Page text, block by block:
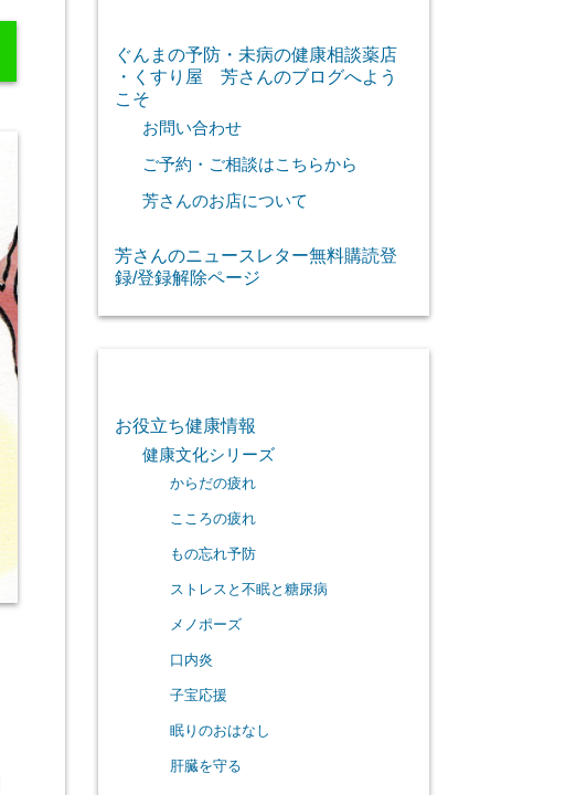
ぐんまの予防・未病の健康相談薬店
・くすり屋 芳さんのブログへよう
こそ
お問い合わせ
ご予約・ご相談はこちらから
芳さんのお店について
芳さんのニュースレター無料購読登
録/登録解除ページ
お役立ち健康情報
健康文化シリーズ
からだの疲れ
こころの疲れ
もの忘れ予防
ストレスと不眠と糖尿病
メノポーズ
口内炎
子宝応援
眠りのおはなし
肝臓を守る